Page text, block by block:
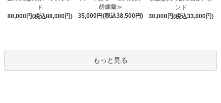
ド
80,000円(税込88,000円)
胡蝶蘭≫
35,000円(税込38,500円)
ンド
30,000円(税込33,000円)
もっと見る